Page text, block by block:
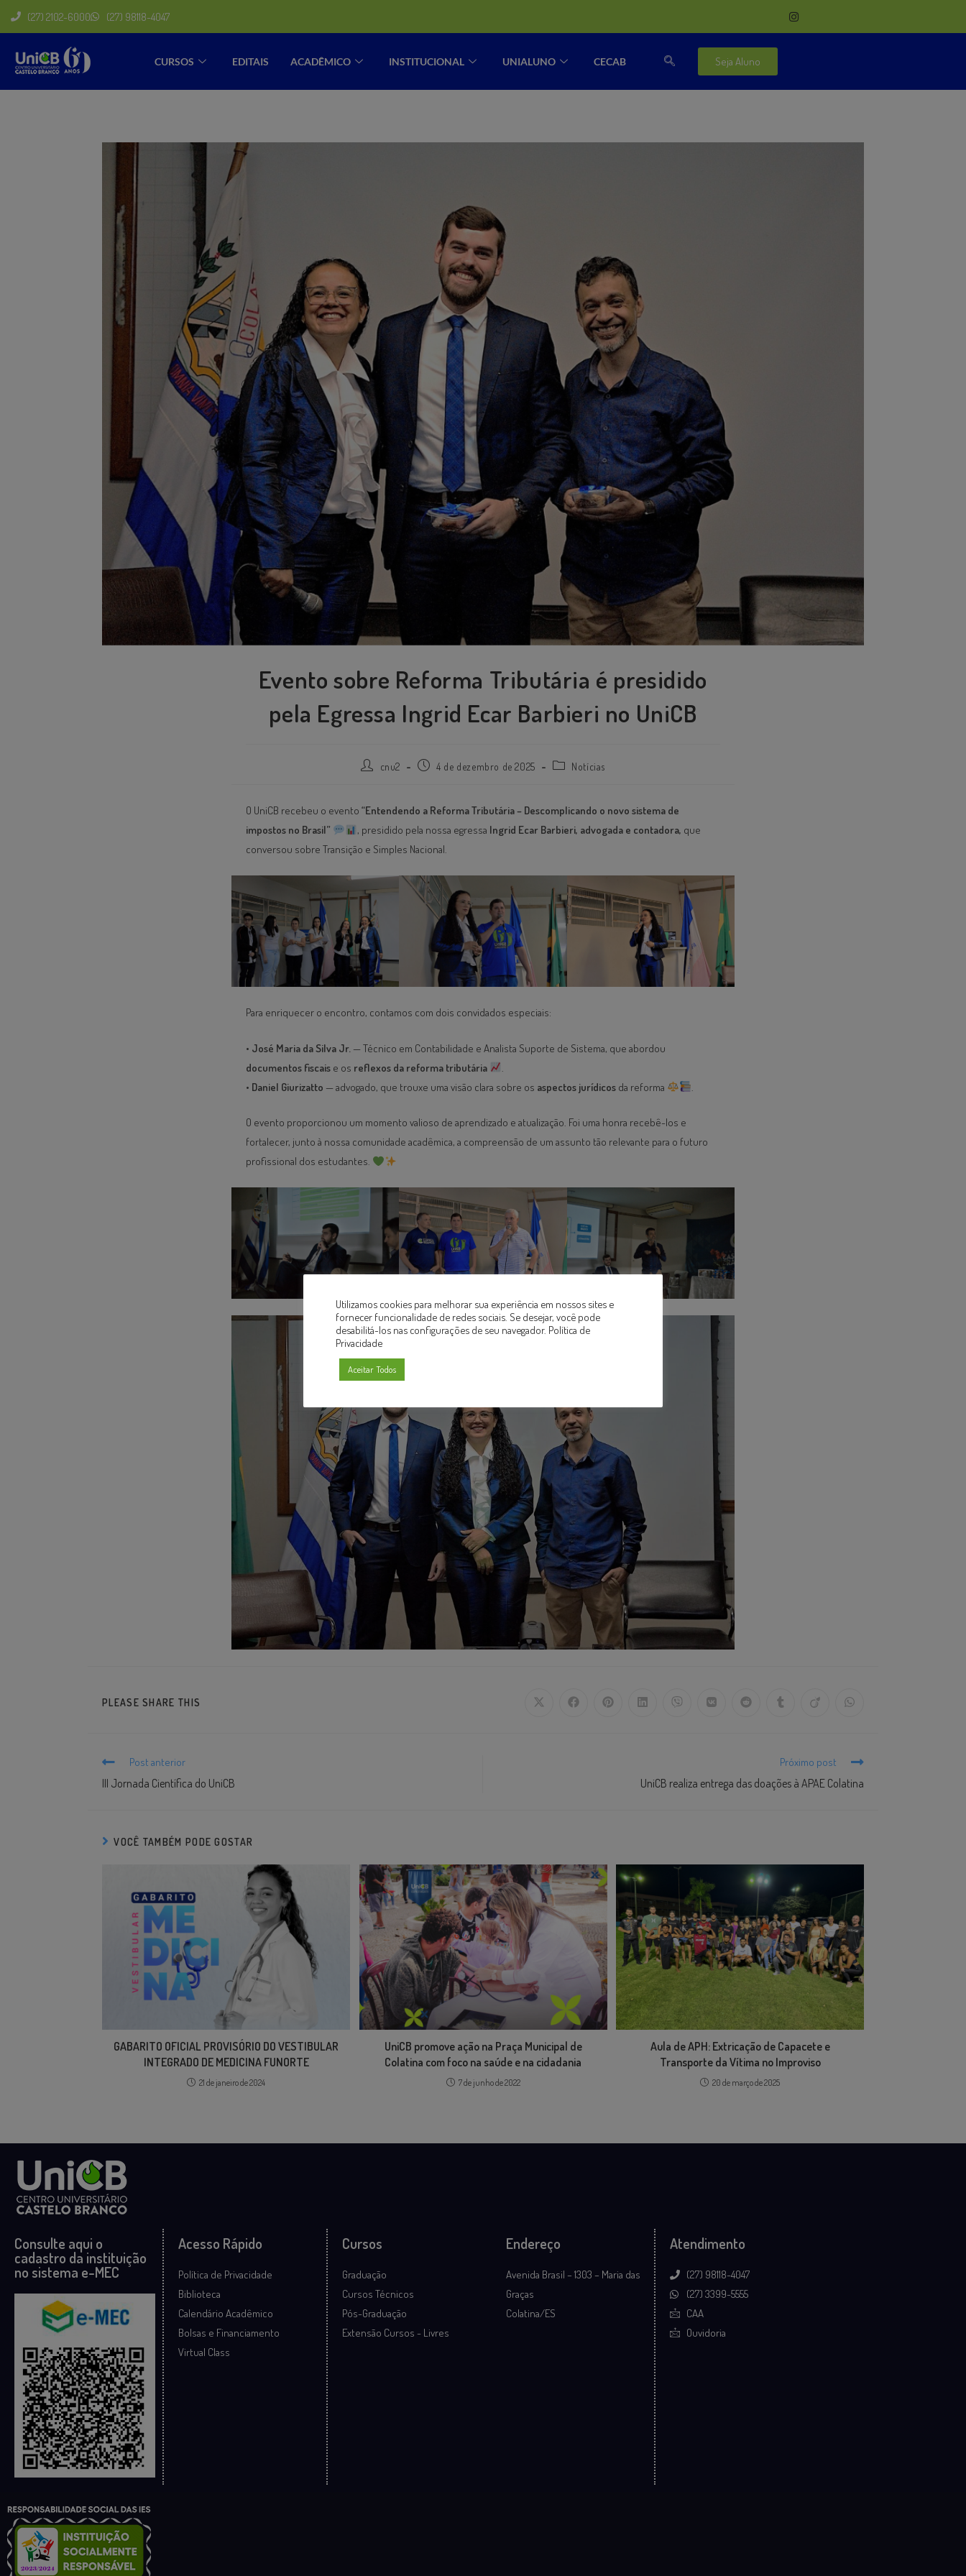
(27) 2102-6000 (27) 98118-4047
CURSOS EDITAIS ACADÊMICO INSTITUCIONAL UNIALUNO CECAB Seja Aluno
Evento sobre Reforma Tributária é presidido
pela Egressa Ingrid Ecar Barbieri no UniCB
cnu2 4 de dezembro de 2025 Notícias
O UniCB recebeu o evento “Entendendo a Reforma Tributária – Descomplicando o novo sistema de
impostos no Brasil”
, presidido pela nossa egressa Ingrid Ecar Barbieri, advogada e contadora, que
conversou sobre Transição e Simples Nacional.
Para enriquecer o encontro, contamos com dois convidados especiais:
• José Maria da Silva Jr. — Técnico em Contabilidade e Analista Suporte de Sistema, que abordou
documentos fiscais e os reflexos da reforma tributária
.
• Daniel Giurizatto — advogado, que trouxe uma visão clara sobre os aspectos jurídicos da reforma .
O evento proporcionou um momento valioso de aprendizado e atualização. Foi uma honra recebê-los e
fortalecer, junto à nossa comunidade acadêmica, a compreensão de um assunto tão relevante para o futuro
profissional dos estudantes.
PLEASE SHARE THIS
Post anterior
III Jornada Científica do UniCB
Próximo post
UniCB realiza entrega das doações à APAE Colatina
VOCÊ TAMBÉM PODE GOSTAR
GABARITO OFICIAL PROVISÓRIO DO VESTIBULAR
INTEGRADO DE MEDICINA FUNORTE
21 de janeiro de 2024
UniCB promove ação na Praça Municipal de
Colatina com foco na saúde e na cidadania
7 de junho de 2022
Aula de APH: Extricação de Capacete e
Transporte da Vítima no Improviso
20 de março de 2025
Consulte aqui o
cadastro da instituição
no sistema e-MEC
Acesso Rápido
Política de Privacidade
Biblioteca
Calendário Acadêmico
Bolsas e Financiamento
Virtual Class
Cursos
Graduação
Cursos Técnicos
Pós-Graduação
Extensão Cursos - Livres
Endereço
Avenida Brasil – 1303 – Maria das
Graças
Colatina/ES
Atendimento
(27) 98118-4047
(27) 3399-5555
CAA
Ouvidoria
Utilizamos cookies para melhorar sua experiência em nossos sites e
fornecer funcionalidade de redes sociais. Se desejar, você pode
desabilitá-los nas configurações de seu navegador. Política de
Privacidade
Aceitar Todos